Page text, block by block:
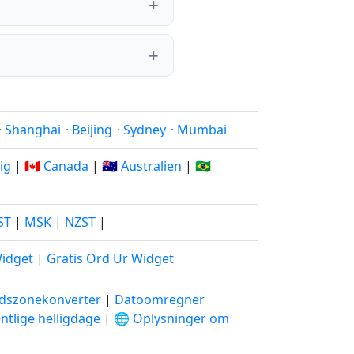
Shanghai · Beijing · Sydney · Mumbai
| 🇨🇦 Canada | 🇦🇺 Australien | 🇧🇷
| MSK | NZST |
| Gratis Ord Ur Widget
| Datoomregner
helligdage | 🌐 Oplysninger om